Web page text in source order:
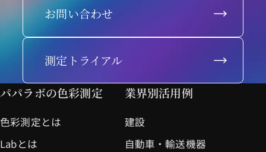
お問い合わせ
測定トライアル
パパラボの色彩測定
色彩測定とは
Labとは
業界別活用例
建設
自動車・輸送機器